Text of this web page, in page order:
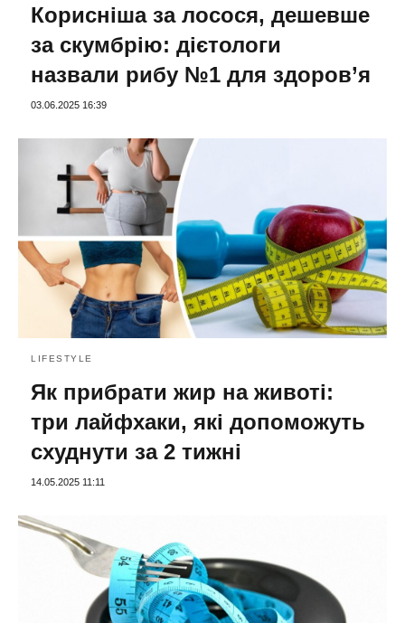
Корисніша за лосося, дешевше
за скумбрію: дієтологи
назвали рибу №1 для здоров’я
03.06.2025 16:39
LIFESTYLE
Як прибрати жир на животі:
три лайфхаки, які допоможуть
схуднути за 2 тижні
14.05.2025 11:11